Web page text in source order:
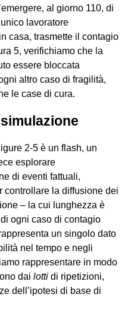
al giorno 110, di
lavoratore
casa, trasmette il contagio
5, verifichiamo che la
essere bloccata
altro caso di fragilità,
le case di cura.
2-5 è un flash, un
esplorare
di eventi fattuali,
controllare la diffusione dei
– la cui lunghezza è
ogni caso di contagio
un singolo dato
nel tempo e negli
rappresentare in modo
dai lotti di ripetizioni,
dell’ipotesi di base di